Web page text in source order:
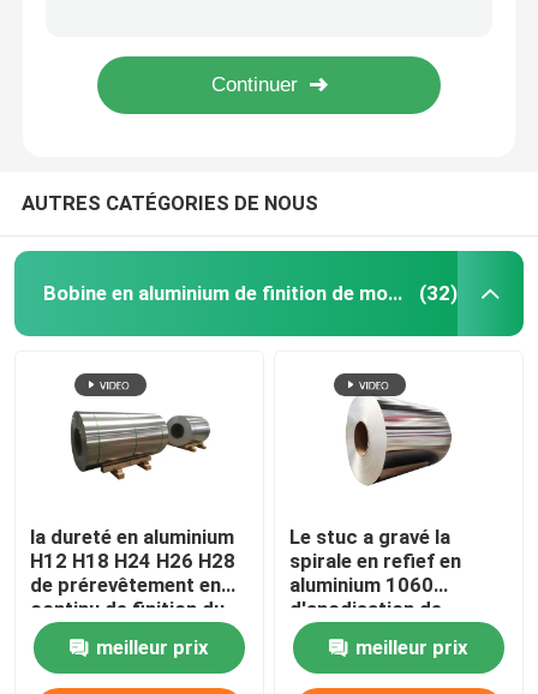
Feuille d'alliage d'aluminium
Lingot en aluminium pur
Rod en aluminium solide
Profil en aluminium d'extrusion
Rouleau de papier d'aluminium
Cornière en aluminium
AUTRES CATÉGORIES DE NOUS
Bobine en aluminium de finition de moulin (32)
la dureté en aluminium
H12 H18 H24 H26 H28
de prérevêtement en
continu de finition du
moulin 3003 1100-H14
a laminé à froid 0,027
meilleur prix
Le stuc a gravé la
spirale en refief en
aluminium 1060
d'anodisation de
bobine l'attache que
1050 H14 a enduit PVC
0.1-300mm
meilleur prix